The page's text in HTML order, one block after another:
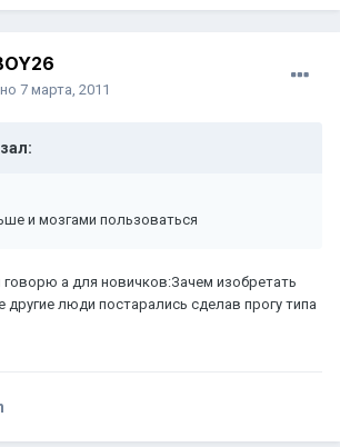
7 марта, 2011
и мозгами пользоваться
говорю а для новичков:Зачем изобретать
другие люди постарались сделав прогу типа